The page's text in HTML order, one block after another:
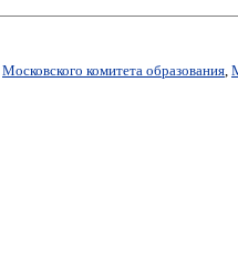
Московского комитета образования,